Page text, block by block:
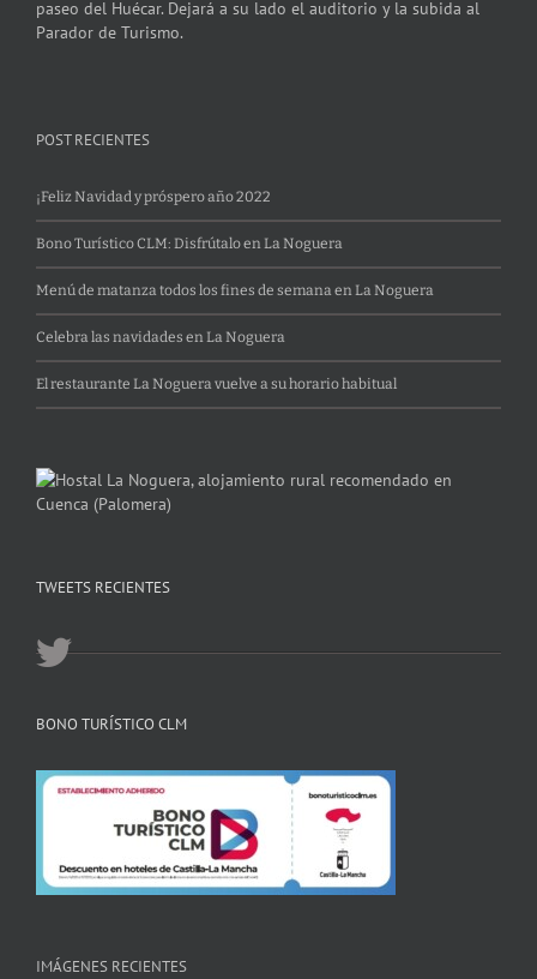
paseo del Huécar. Dejará a su lado el auditorio y la subida al
Parador de Turismo.
POST RECIENTES
¡Feliz Navidad y próspero año 2022
Bono Turístico CLM: Disfrútalo en La Noguera
Menú de matanza todos los fines de semana en La Noguera
Celebra las navidades en La Noguera
El restaurante La Noguera vuelve a su horario habitual
TWEETS RECIENTES
BONO TURÍSTICO CLM
IMÁGENES RECIENTES